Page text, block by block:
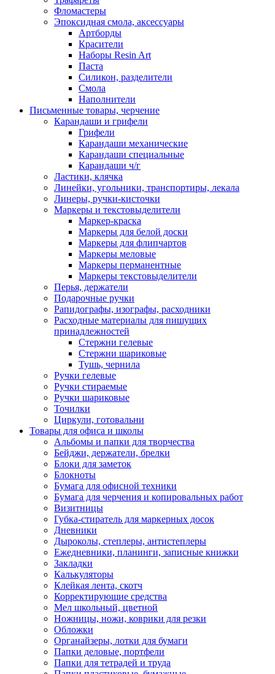
Фломастеры
Эпоксидная смола, аксессуары
Артборды
Красители
Наборы Resin Art
Паста
Силикон, разделители
Смола
Наполнители
Письменные товары, черчение
Карандаши и грифели
Грифели
Карандаши механические
Карандаши специальные
Карандаши ч/г
Ластики, клячка
Линейки, угольники, транспортиры, лекала
Линеры, ручки-кисточки
Маркеры и текстовыделители
Маркер-краска
Маркеры для белой доски
Маркеры для флипчартов
Маркеры меловые
Маркеры перманентные
Маркеры текстовыделители
Перья, держатели
Подарочные ручки
Рапидографы, изографы, расходники
Расходные материалы для пишущих
принадлежностей
Стержни гелевые
Стержни шариковые
Тушь, чернила
Ручки гелевые
Ручки стираемые
Ручки шариковые
Точилки
Циркули, готовальни
Товары для офиса и школы
Альбомы и папки для творчества
Бейджи, держатели, брелки
Блоки для заметок
Блокноты
Бумага для офисной техники
Бумага для черчения и копировальных работ
Визитницы
Губка-стиратель для маркерных досок
Дневники
Дыроколы, степлеры, антистеплеры
Ежедневники, планинги, записные книжки
Закладки
Калькуляторы
Клейкая лента, скотч
Корректирующие средства
Мел школьный, цветной
Ножницы, ножи, коврики для резки
Обложки
Органайзеры, лотки для бумаги
Папки деловые, портфели
Папки для тетрадей и труда